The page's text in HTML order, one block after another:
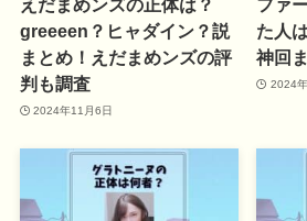
えだまめンズの正体は？
greeeen？ヒャダイン？説
まとめ！えだまめンズの評
判も調査
2024年11月6日
ファ
た人
神回
2024